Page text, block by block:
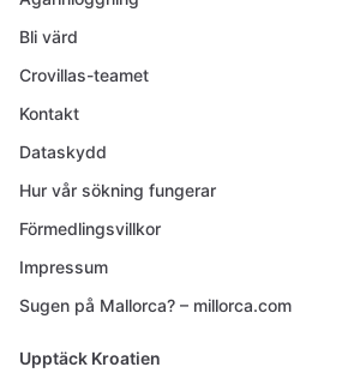
Bli värd
Crovillas-teamet
Kontakt
Dataskydd
Hur vår sökning fungerar
Förmedlingsvillkor
Impressum
Sugen på Mallorca? – millorca.com
Upptäck Kroatien